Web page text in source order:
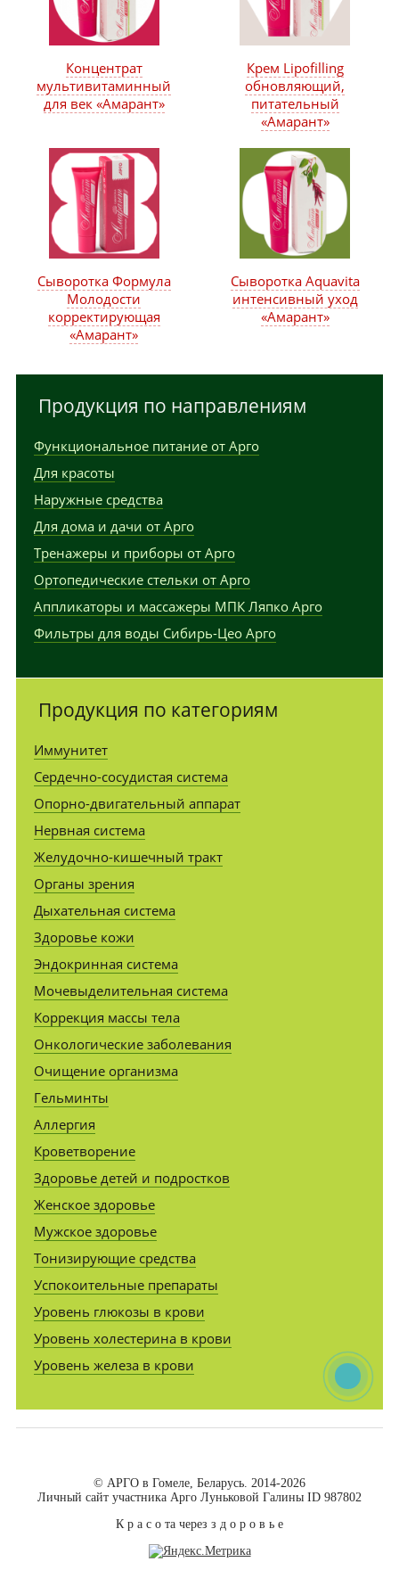
Концентрат
мультивитаминный
для век «Амарант»
Крем Lipofilling
обновляющий,
питательный
«Амарант»
Сыворотка Aquavita
интенсивный уход
«Амарант»
Сыворотка Формула
Молодости
корректирующая
«Амарант»
Продукция по направлениям
Функциональное питание от Арго
Для красоты
Наружные средства
Для дома и дачи от Арго
Тренажеры и приборы от Арго
Ортопедические стельки от Арго
Аппликаторы и массажеры МПК Ляпко Арго
Фильтры для воды Сибирь-Цео Арго
Продукция по категориям
Иммунитет
Сердечно-сосудистая система
Опорно-двигательный аппарат
Нервная система
Желудочно-кишечный тракт
Органы зрения
Дыхательная система
Здоровье кожи
Эндокринная система
Мочевыделительная система
Коррекция массы тела
Онкологические заболевания
Очищение организма
Гельминты
Аллергия
Кроветворение
Здоровье детей и подростков
Женское здоровье
Мужское здоровье
Тонизирующие средства
Успокоительные препараты
Уровень глюкозы в крови
Уровень холестерина в крови
Уровень железа в крови
© АРГО в Гомеле, Беларусь. 2014-2026
Личный сайт участника Арго Луньковой Галины ID 987802
К р а с о та через з д о р о в ь е